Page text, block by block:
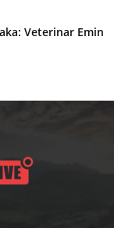
Veterinar Emin